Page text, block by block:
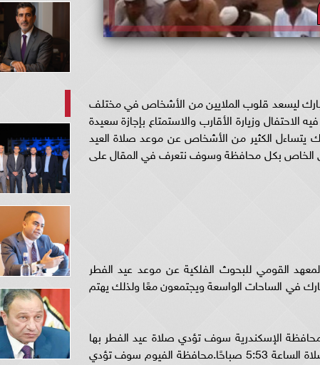
ليسعد قلوب الملايين من الأشخاص في مختلف
الاحتفال وزيارة الأقارب والاستمتاع بإجازة سعيدة
يتساءل الكثير من الأشخاص عن موعد صلاة العيد
الخاص بكل محافظة وسوف نتعرف في المقال على
القومي للبحوث الفلكية عن موعد عيد الفطر
صلاة عيد الفطر المبارك في الساحات الواسعة ويجتمعون معًا ولذلك يهتم
تؤدي صلاة عيد الفطر بها الساعة 5:59 صباحًا.محافظة الإسكندرية سوف تؤدي صلاة عيد الفطر بها
في تمام الساعة 6:02 صباحًا.محافظة الاسماعلية سوف تؤدي فيها الصلاة الساعة 5:53 صباحًا.محافظة الفيوم سوف تؤدي